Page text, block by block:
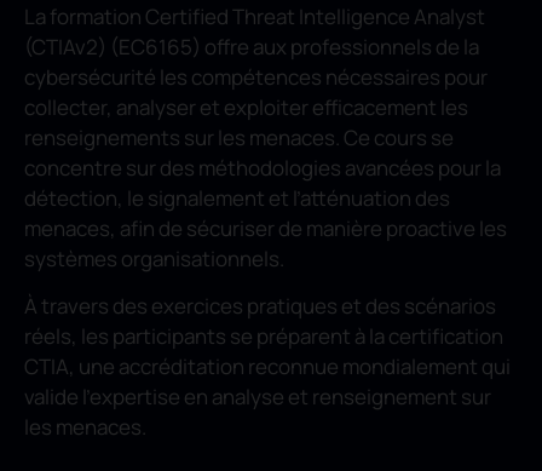
La formation Certified Threat Intelligence Analyst
(CTIAv2) (EC6165) offre aux professionnels de la
cybersécurité les compétences nécessaires pour
collecter, analyser et exploiter efficacement les
renseignements sur les menaces. Ce cours se
concentre sur des méthodologies avancées pour la
détection, le signalement et l’atténuation des
menaces, afin de sécuriser de manière proactive les
systèmes organisationnels.
À travers des exercices pratiques et des scénarios
réels, les participants se préparent à la certification
CTIA, une accréditation reconnue mondialement qui
valide l’expertise en analyse et renseignement sur
les menaces.